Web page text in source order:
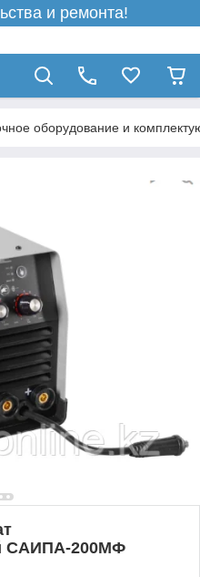
и ремонта!
оборудование и
САИПА-200МФ